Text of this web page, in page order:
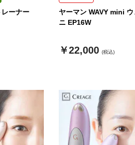
ーナー
ヤーマン WAVY mini ウ
ニ EP16W
￥22,000 (税込)